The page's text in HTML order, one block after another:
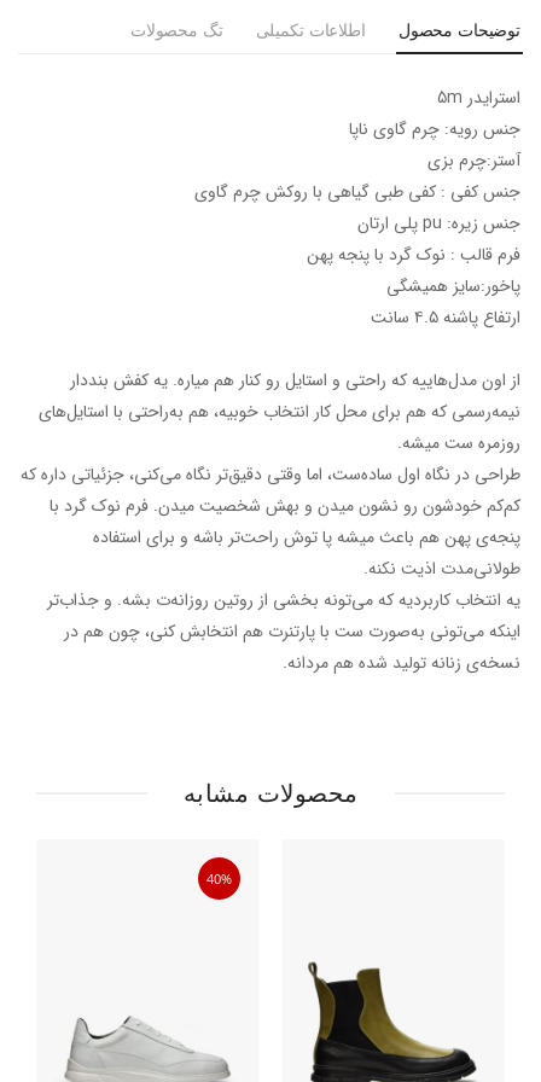
توضیحات محصول اطلاعات تکمیلی تگ محصولات
استرایدر 5m
جنس رویه: چرم گاوی ناپا
آستر:چرم بزی
جنس کفی : کفی طبی گیاهی با روکش چرم گاوی
جنس زیره: pu پلی ارتان
فرم قالب : نوک گرد با پنجه پهن
پاخور:سایز همیشگی
ارتفاع پاشنه ۴.۵ سانت
از اون مدل‌هاییه که راحتی و استایل رو کنار هم میاره. یه کفش بنددار
نیمه‌رسمی که هم برای محل کار انتخاب خوبیه، هم به‌راحتی با استایل‌های
روزمره ست میشه.
طراحی در نگاه اول ساده‌ست، اما وقتی دقیق‌تر نگاه می‌کنی، جزئیاتی داره که
کم‌کم خودشون رو نشون میدن و بهش شخصیت میدن. فرم نوک گرد با
پنجه‌ی پهن هم باعث میشه پا توش راحت‌تر باشه و برای استفاده
طولانی‌مدت اذیت نکنه.
یه انتخاب کاربردیه که می‌تونه بخشی از روتین روزانه‌ت بشه. و جذاب‌تر
اینکه می‌تونی به‌صورت ست با پارتنرت هم انتخابش کنی، چون هم در
نسخه‌ی زنانه تولید شده هم مردانه.
محصولات مشابه
40%